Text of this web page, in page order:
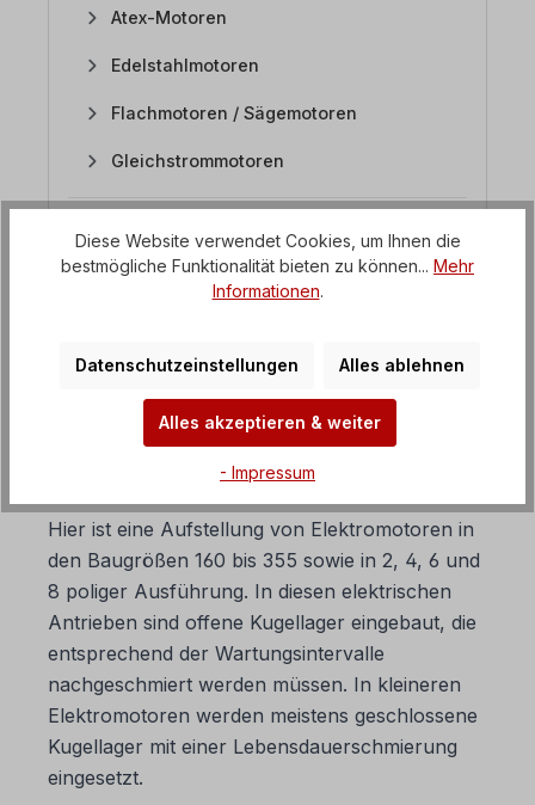
Atex-Motoren
Edelstahlmotoren
Flachmotoren / Sägemotoren
Gleichstrommotoren
FAQ Getriebemotoren
10. Wann müssen die Lager
von Elektromotoren gewartet
Hier ist eine Aufstellung von Elektromotoren in
den Baugrößen 160 bis 355 sowie in 2, 4, 6 und
8 poliger Ausführung. In diesen elektrischen
Antrieben sind offene Kugellager eingebaut, die
entsprechend der Wartungsintervalle
nachgeschmiert werden müssen. In kleineren
Elektromotoren werden meistens geschlossene
Kugellager mit einer Lebensdauerschmierung
eingesetzt.
Diese Website verwendet Cookies, um Ihnen die
bestmögliche Funktionalität bieten zu können... Mehr
Informationen.
Datenschutzeinstellungen Alles ablehnen
Alles akzeptieren & weiter
- Impressum